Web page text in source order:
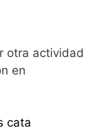
otra actividad
en